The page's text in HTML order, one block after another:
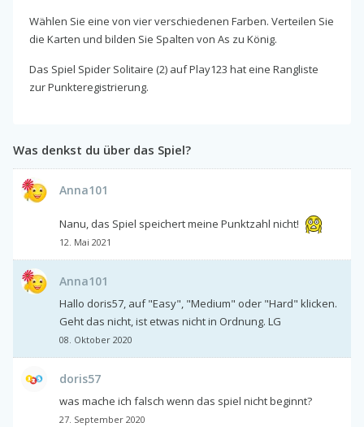
Wählen Sie eine von vier verschiedenen Farben. Verteilen Sie
die Karten und bilden Sie Spalten von As zu König.
Das Spiel Spider Solitaire (2) auf Play123 hat eine Rangliste
zur Punkteregistrierung.
Was denkst du über das Spiel?
Anna101
Nanu, das Spiel speichert meine Punktzahl nicht!
12. Mai 2021
Anna101
Hallo doris57, auf "Easy", "Medium" oder "Hard" klicken.
Geht das nicht, ist etwas nicht in Ordnung. LG
08. Oktober 2020
doris57
was mache ich falsch wenn das spiel nicht beginnt?
27. September 2020